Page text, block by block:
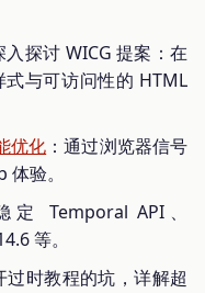
入探讨 WICG 提案：在
式与可访问性的 HTML
优化 ：通过浏览器信号
验。
定 Temporal API、
等。
过时教程的坑，详解超